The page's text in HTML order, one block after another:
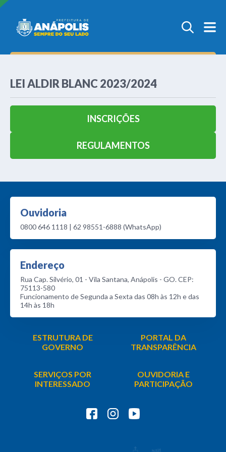
LEI ALDIR BLANC 2023/2024
INSCRIÇÕES
REGULAMENTOS
Ouvidoria
0800 646 1118 | 62 98551-6888 (WhatsApp)
Endereço
Rua Cap. Silvério, 01 - Vila Santana, Anápolis - GO. CEP:
75113-580
Funcionamento de Segunda a Sexta das 08h às 12h e das
14h às 18h
ESTRUTURA DE
GOVERNO
PORTAL DA
TRANSPARÊNCIA
SERVIÇOS POR
INTERESSADO
OUVIDORIA E
PARTICIPAÇÃO